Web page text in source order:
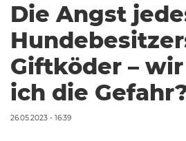
Die Angst
Giftköder –
ich die
26.05.2023 - 16:39